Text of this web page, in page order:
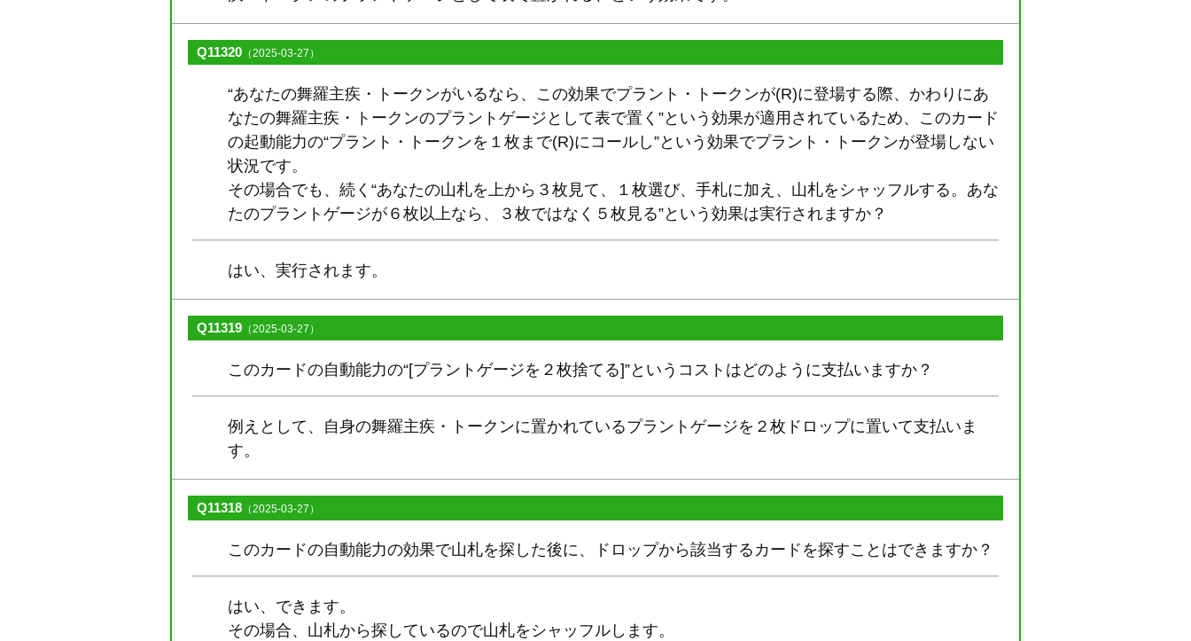
Q11320 （2025-03-27）
“あなたの舞羅主疾・トークンがいるなら、この効果でプラント・トークンが(R)に登場する際、かわりにあ
なたの舞羅主疾・トークンのプラントゲージとして表で置く”という効果が適用されているため、このカード
の起動能力の“プラント・トークンを１枚まで(R)にコールし”という効果でプラント・トークンが登場しない
状況です。
その場合でも、続く“あなたの山札を上から３枚見て、１枚選び、手札に加え、山札をシャッフルする。あな
たのプラントゲージが６枚以上なら、３枚ではなく５枚見る”という効果は実行されますか？
はい、実行されます。
Q11319 （2025-03-27）
このカードの自動能力の“[プラントゲージを２枚捨てる]”というコストはどのように支払いますか？
例えとして、自身の舞羅主疾・トークンに置かれているプラントゲージを２枚ドロップに置いて支払いま
す。
Q11318 （2025-03-27）
このカードの自動能力の効果で山札を探した後に、ドロップから該当するカードを探すことはできますか？
はい、できます。
その場合、山札から探しているので山札をシャッフルします。